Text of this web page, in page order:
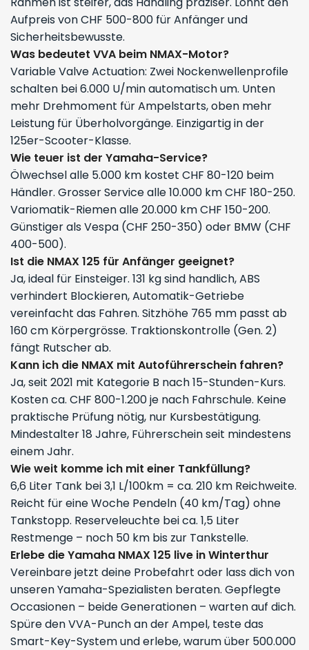
Aufpreis von CHF 500-800 für Anfänger und
Sicherheitsbewusste.
Was bedeutet VVA beim NMAX-Motor?
Variable Valve Actuation: Zwei Nockenwellenprofile
schalten bei 6.000 U/min automatisch um. Unten
mehr Drehmoment für Ampelstarts, oben mehr
Leistung für Überholvorgänge. Einzigartig in der
125er-Scooter-Klasse.
Wie teuer ist der Yamaha-Service?
Ölwechsel alle 5.000 km kostet CHF 80-120 beim
Händler. Grosser Service alle 10.000 km CHF 180-250.
Variomatik-Riemen alle 20.000 km CHF 150-200.
Günstiger als Vespa (CHF 250-350) oder BMW (CHF
400-500).
Ist die NMAX 125 für Anfänger geeignet?
Ja, ideal für Einsteiger. 131 kg sind handlich, ABS
verhindert Blockieren, Automatik-Getriebe
vereinfacht das Fahren. Sitzhöhe 765 mm passt ab
160 cm Körpergrösse. Traktionskontrolle (Gen. 2)
fängt Rutscher ab.
Kann ich die NMAX mit Autoführerschein fahren?
Ja, seit 2021 mit Kategorie B nach 15-Stunden-Kurs.
Kosten ca. CHF 800-1.200 je nach Fahrschule. Keine
praktische Prüfung nötig, nur Kursbestätigung.
Mindestalter 18 Jahre, Führerschein seit mindestens
einem Jahr.
Wie weit komme ich mit einer Tankfüllung?
6,6 Liter Tank bei 3,1 L/100km = ca. 210 km Reichweite.
Reicht für eine Woche Pendeln (40 km/Tag) ohne
Tankstopp. Reserveleuchte bei ca. 1,5 Liter
Restmenge – noch 50 km bis zur Tankstelle.
Erlebe die Yamaha NMAX 125 live in Winterthur
Vereinbare jetzt deine Probefahrt oder lass dich von
unseren Yamaha-Spezialisten beraten. Gepflegte
Occasionen – beide Generationen – warten auf dich.
Spüre den VVA-Punch an der Ampel, teste das
Smart-Key-System und erlebe, warum über 500.000